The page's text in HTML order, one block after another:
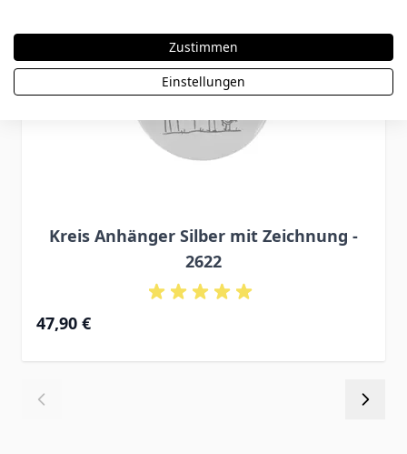
Kreis Anhänger Silber mit Zeichnung -
2622
47,90 €
Zustimmen
Einstellungen